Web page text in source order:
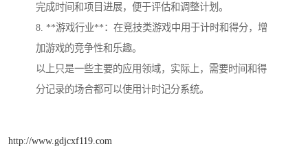
完成时间和项目进展，便于评估和调整计划。
8. **游戏行业**：在竞技类游戏中用于计时和得分，增
加游戏的竞争性和乐趣。
以上只是一些主要的应用领域，实际上，需要时间和得
分记录的场合都可以使用计时记分系统。
http://www.gdjcxf119.com